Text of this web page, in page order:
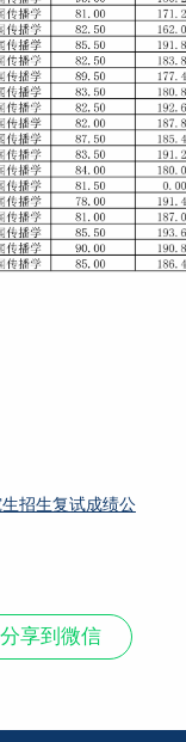
招生复试成绩公
分享到微信